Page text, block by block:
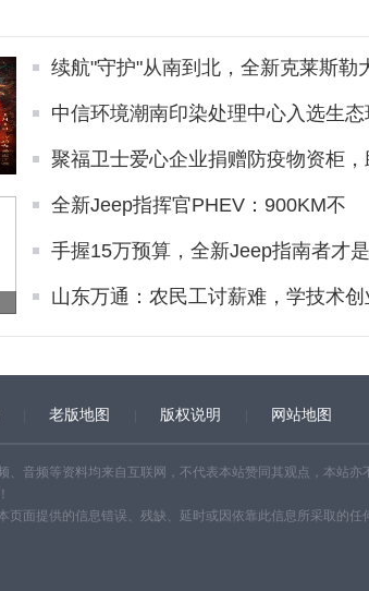
续航"守护"从南到北，全新克莱斯勒
中信环境潮南印染处理中心入选生
聚福卫士爱心企业捐赠防疫物资柜
全新Jeep指挥官PHEV：900KM不
手握15万预算，全新Jeep指南者才
山东万通：农民工讨薪难，学技术创
老版地图 版权说明 网站地图
、音频等资料均来自互联网，不代表本站赞同其观点，本站
页面提供的信息错误、残缺、延时或因依靠此信息所采取的任